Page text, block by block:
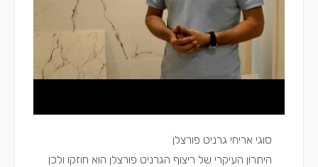
סוגי אריחי גרניט פורצלן
היתרון העיקרי של ריצוף הגרניט פורצלן הוא חוזקו ולכן